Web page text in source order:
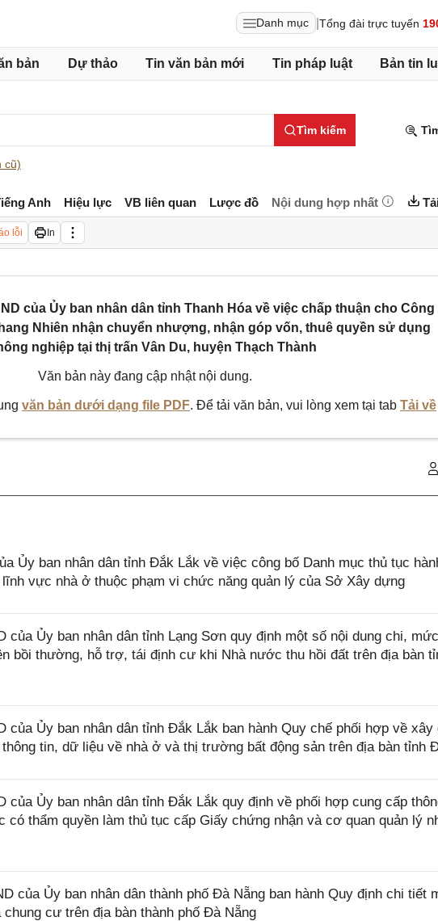
Danh mục Tổng đài trực tuyến
bản Dự thảo Tin văn bản mới Tin pháp luật Bản tin
Tìm kiếm
cũ)
Anh Hiệu lực VB liên quan Lược đồ Nội dung hợp nhất
lỗi In
của Ủy ban nhân dân tỉnh Thanh Hóa về việc chấp thuận cho Công
Nhiên nhận chuyển nhượng, nhận góp vốn, thuê quyền sử dụng
nghiệp tại thị trấn Vân Du, huyện Thạch Thành
Văn bản này đang cập nhật nội dung.
văn bản dưới dạng file PDF. Để tải văn bản, vui lòng xem tại tab Tải về
Ủy ban nhân dân tỉnh Đắk Lắk về việc công bố Danh mục thủ tục
vực nhà ở thuộc phạm vi chức năng quản lý của Sở Xây dựng
của Ủy ban nhân dân tỉnh Lạng Sơn quy định một số nội dung chi,
bồi thường, hỗ trợ, tái định cư khi Nhà nước thu hồi đất trên địa bàn
của Ủy ban nhân dân tỉnh Đắk Lắk ban hành Quy chế phối hợp về
tin, dữ liệu về nhà ở và thị trường bất động sản trên địa bàn tỉnh
của Ủy ban nhân dân tỉnh Đắk Lắk quy định về phối hợp cung cấp
có thẩm quyền làm thủ tục cấp Giấy chứng nhận và cơ quan quản lý
của Ủy ban nhân dân thành phố Đà Nẵng ban hành Quy định chi tiết
cư trên địa bàn thành phố Đà Nẵng